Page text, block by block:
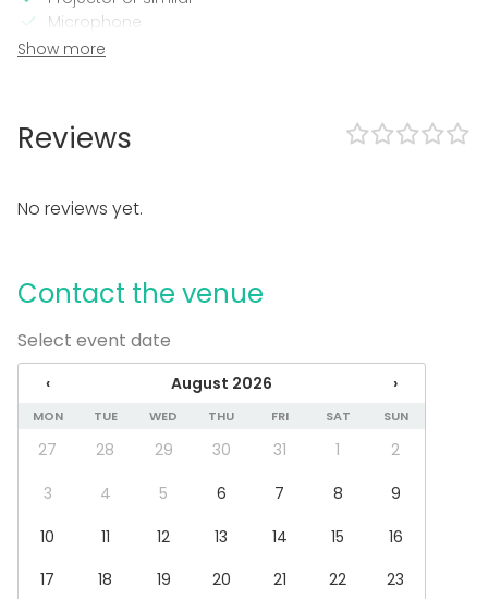
Microphone
Wi-Fi
Wheelchair accessible
Party
Wedding
Spa / Wellness / Sauna
Dinner / Lunch
Meeting
Fair / Exhibition
Recreation
Experience / Activity
Show more
Reviews
No reviews yet.
Contact the venue
Select event date
‹ August 2026 ›
MON TUE WED THU FRI SAT SUN
27 28 29 30 31 1
2
3
4 5 6 7 8
9
10
11 12 13 14 15
16
17
18 19 20 21 22
23